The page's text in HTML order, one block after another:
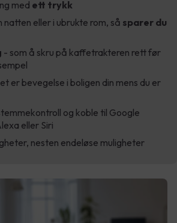
med ett trykk
natten eller i ubrukte rom, så sparer du
- som å skru på kaffetrakteren rett før
er bevegelse i boligen din mens du er
og koble til Google
eller Siri
nesten endeløse muligheter